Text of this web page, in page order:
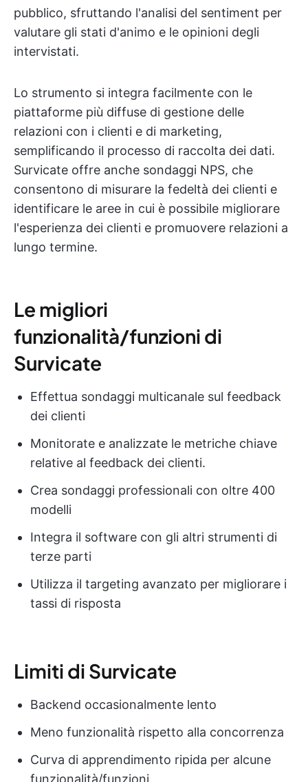
pubblico, sfruttando l'analisi del sentiment per
valutare gli stati d'animo e le opinioni degli
intervistati.
Lo strumento si integra facilmente con le
piattaforme più diffuse di gestione delle
relazioni con i clienti e di marketing,
semplificando il processo di raccolta dei dati.
Survicate offre anche sondaggi NPS, che
consentono di misurare la fedeltà dei clienti e
identificare le aree in cui è possibile migliorare
l'esperienza dei clienti e promuovere relazioni a
lungo termine.
Le migliori
funzionalità/funzioni di
Survicate
Effettua sondaggi multicanale sul feedback
dei clienti
Monitorate e analizzate le metriche chiave
relative al feedback dei clienti.
Crea sondaggi professionali con oltre 400
modelli
Integra il software con gli altri strumenti di
terze parti
Utilizza il targeting avanzato per migliorare i
tassi di risposta
Limiti di Survicate
Backend occasionalmente lento
Meno funzionalità rispetto alla concorrenza
Curva di apprendimento ripida per alcune
funzionalità/funzioni